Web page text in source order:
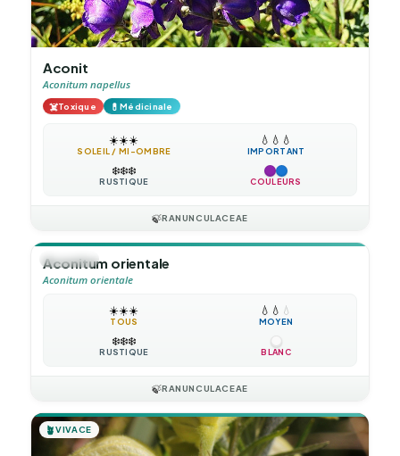
Aconit
Aconitum napellus
☠️Toxique 💊Médicinale
☀️☀️☀️
SOLEIL / MI-OMBRE
💧 💧 💧
IMPORTANT
❄️❄️❄️
RUSTIQUE COULEURS
🍃RANUNCULACEAE
🪴VIVACE
Aconitum orientale
Aconitum orientale
☀️☀️☀️
TOUS
💧 💧 💧
MOYEN
❄️❄️❄️
RUSTIQUE BLANC
🍃RANUNCULACEAE
🪴VIVACE